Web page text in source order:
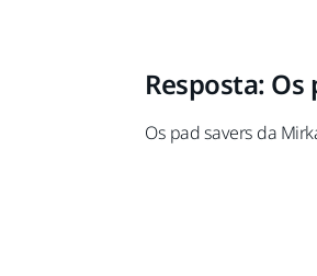
Resposta: Os
Os pad savers da